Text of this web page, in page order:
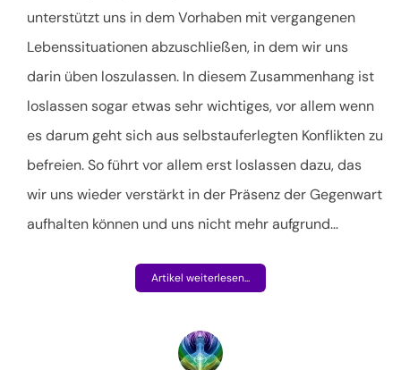
unterstützt uns in dem Vorhaben mit vergangenen
Lebenssituationen abzuschließen, in dem wir uns
darin üben loszulassen. In diesem Zusammenhang ist
loslassen sogar etwas sehr wichtiges, vor allem wenn
es darum geht sich aus selbstauferlegten Konflikten zu
befreien. So führt vor allem erst loslassen dazu, das
wir uns wieder verstärkt in der Präsenz der Gegenwart
aufhalten können und uns nicht mehr aufgrund…
Artikel weiterlesen...